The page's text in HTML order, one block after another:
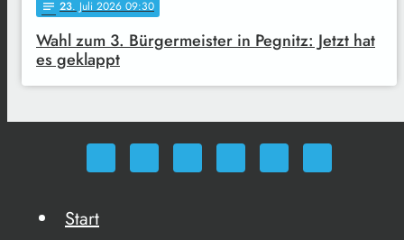
notes 23. Juli 2026 09:30
Wahl zum 3. Bürgermeister in Pegnitz: Jetzt hat
es geklappt
Start